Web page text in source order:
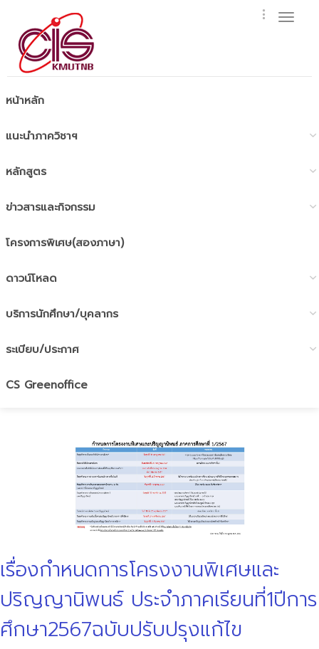
หน้าหลัก
แนะนำภาควิชาฯ
หลักสูตร
ข่าวสารและกิจกรรม
โครงการพิเศษ(สองภาษา)
ดาวน์โหลด
บริการนักศึกษา/บุคลากร
ระเบียบ/ประกาศ
CS Greenoffice
เรื่องกำหนดการโครงงานพิเศษและ
ปริญญานิพนธ์ ประจำภาคเรียนที่1ปีการ
ศึกษา2567ฉบับปรับปรุงแก้ไข